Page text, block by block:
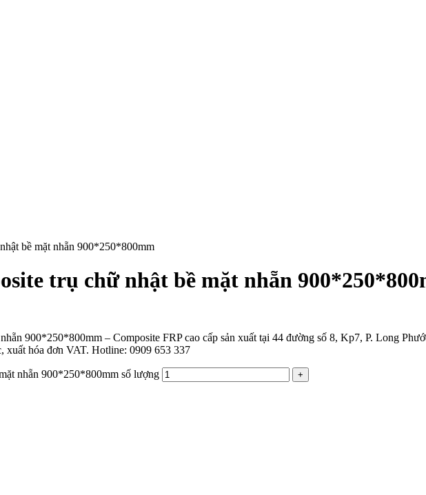
bề mặt nhẵn 900*250*800mm
trụ chữ nhật bề mặt nhẵn
900*250*800mm – Composite FRP cao cấp sản xuất tại 44 đường số 8, Kp7, P. Long
xuất hóa đơn VAT. Hotline: 0909 653 337
nhẵn 900*250*800mm số lượng